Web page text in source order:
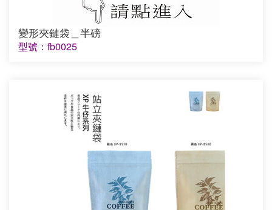
變形夾鏈袋＿半磅
型號：fb0025